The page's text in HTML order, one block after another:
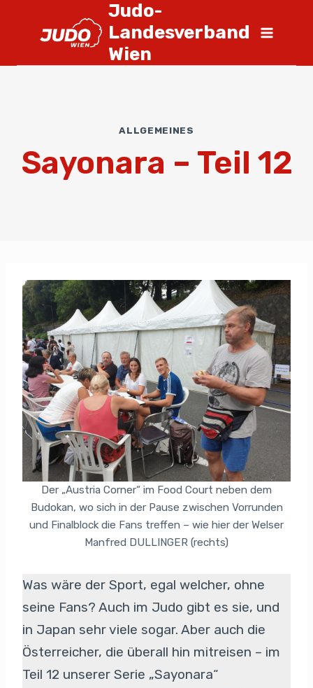
Judo-
Landesverband
Wien
ALLGEMEINES
Sayonara – Teil 12
Der „Austria Corner“ im Food Court neben dem
Budokan, wo sich in der Pause zwischen Vorrunden
und Finalblock die Fans treffen – wie hier der Welser
Manfred DULLINGER (rechts)
Was wäre der Sport, egal welcher, ohne
seine Fans? Auch im Judo gibt es sie, und
in Japan sehr viele sogar. Aber auch die
Österreicher, die überall hin mitreisen – im
Teil 12 unserer Serie „Sayonara“